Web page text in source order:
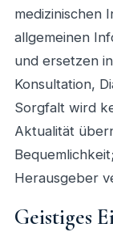
medizinischen
allgemeinen
und ersetzen
Konsultation,
Sorgfalt wird
Aktualität
Herausgeber
Geistiges